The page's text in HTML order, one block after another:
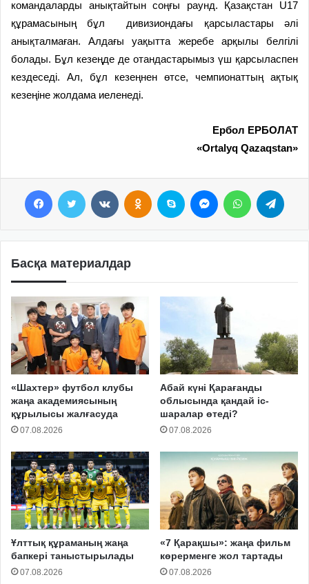
командаларды анықтайтын соңғы раунд. Қазақстан U17
құрамасының бұл дивизиондағы қарсыластары әлі
анықталмаған. Алдағы уақытта жеребе арқылы белгілі
болады. Бұл кезеңде де отандастарымыз үш қарсыласпен
кездеседі. Ал, бұл кезеңнен өтсе, чемпионаттың ақтық
кезеңіне жолдама иеленеді.
Ербол ЕРБОЛАТ
«Ortalyq Qazaqstan»
Басқа материалдар
«Шахтер» футбол клубы
жаңа академиясының
құрылысы жалғасуда
07.08.2026
Абай күні Қарағанды
облысында қандай іс-
шаралар өтеді?
07.08.2026
Ұлттық құраманың жаңа
бапкері таныстырылады
07.08.2026
«7 Қарақшы»: жаңа фильм
көрерменге жол тартады
07.08.2026